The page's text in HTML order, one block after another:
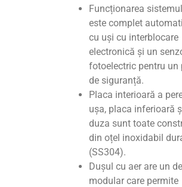
Funcționarea
este complet
cu uși cu interblocare
electronică și un
fotoelectric pentru un
de siguranță.
Placa interioară a
ușa, placa inferioară
duza sunt toate
din oțel inoxidabil
(SS304).
Dușul cu aer are un
modular care permite